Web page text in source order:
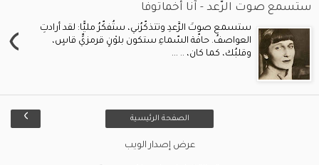
ستسمع صوت الرّعد - آنا أخماتوفا
›
ستسمع صوتَ الرَّعدِ وتتذكّرُني، ستُفكّرُ مليًّا: لقد أرادتِ
العواصفُ. حافّة السّماءِ ستكون بلوْنٍ قرمزيٍّ قاسٍ،
وقلبُك، كما كان، .. ...
› الصفحة الرئيسية
عرض إصدار الويب